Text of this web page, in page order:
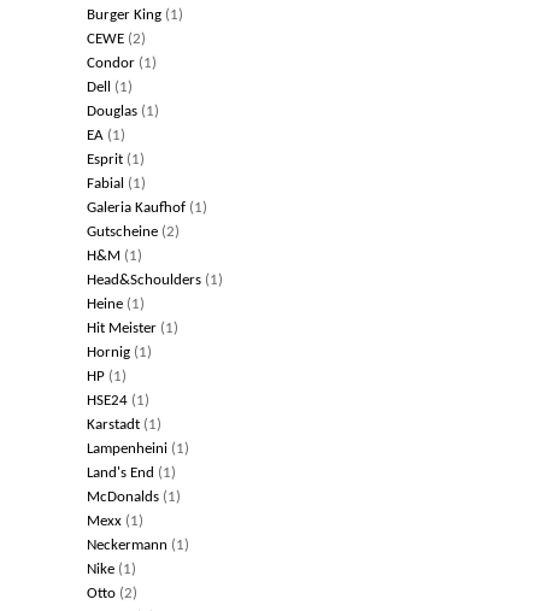
Burger King (1)
CEWE (2)
Condor (1)
Dell
(1)
Douglas (1)
EA (1)
Esprit (1)
Fabial (1)
Galeria Kaufhof (1)
Gutscheine (2)
H&M (1)
Head&Schoulders (1)
Heine (1)
Hit Meister (1)
Hornig (1)
HP (1)
HSE24 (1)
Karstadt (1)
Lampenheini (1)
Land's End (1)
McDonalds (1)
Mexx (1)
Neckermann (1)
Nike (1)
Otto (2)